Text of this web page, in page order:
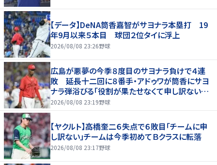
【データ】DeNA筒香嘉智がサヨナラ本塁打 19
年9月以来５本目 球団２位タイに浮上
2026/08/08 23:26野球
広島が悪夢の今季８度目のサヨナラ負けで４連
敗 延長十二回に８番手・アドゥワが筒香にサヨ
ナラ弾浴びる「役割が果たせなくて申し訳ないで
す」
2026/08/08 23:19野球
【ヤクルト】高橋奎二６失点で６敗目「チームに申
し訳ない」チームは今季初めてＢクラスに転落
2026/08/08 23:17野球